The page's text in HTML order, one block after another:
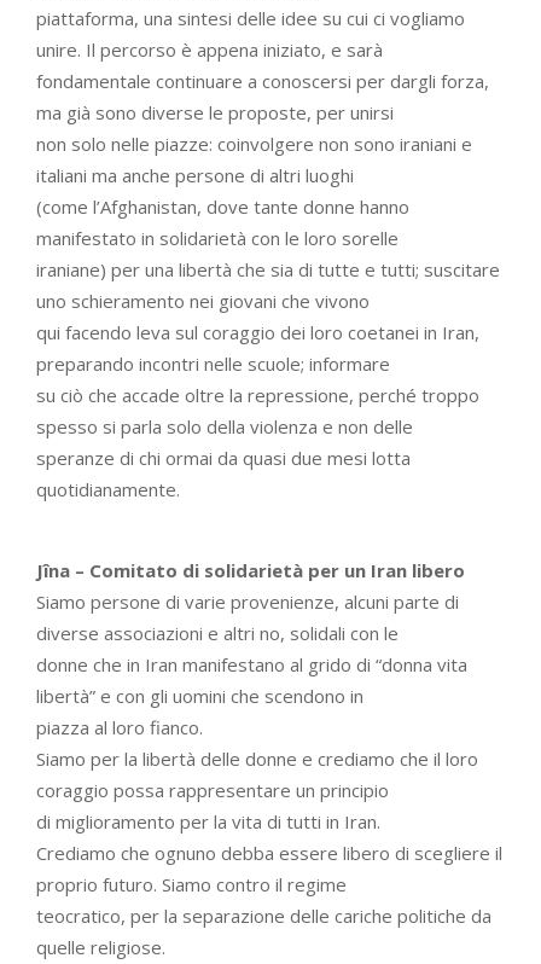
piattaforma, una sintesi delle idee su cui ci vogliamo
unire. Il percorso è appena iniziato, e sarà
fondamentale continuare a conoscersi per dargli forza,
ma già sono diverse le proposte, per unirsi
non solo nelle piazze: coinvolgere non sono iraniani e
italiani ma anche persone di altri luoghi
(come l’Afghanistan, dove tante donne hanno
manifestato in solidarietà con le loro sorelle
iraniane) per una libertà che sia di tutte e tutti; suscitare
uno schieramento nei giovani che vivono
qui facendo leva sul coraggio dei loro coetanei in Iran,
preparando incontri nelle scuole; informare
su ciò che accade oltre la repressione, perché troppo
spesso si parla solo della violenza e non delle
speranze di chi ormai da quasi due mesi lotta
quotidianamente.
Jîna – Comitato di solidarietà per un Iran libero
Siamo persone di varie provenienze, alcuni parte di
diverse associazioni e altri no, solidali con le
donne che in Iran manifestano al grido di “donna vita
libertà” e con gli uomini che scendono in
piazza al loro fianco.
Siamo per la libertà delle donne e crediamo che il loro
coraggio possa rappresentare un principio
di miglioramento per la vita di tutti in Iran.
Crediamo che ognuno debba essere libero di scegliere il
proprio futuro. Siamo contro il regime
teocratico, per la separazione delle cariche politiche da
quelle religiose.